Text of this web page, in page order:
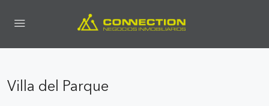
Villa del Parque